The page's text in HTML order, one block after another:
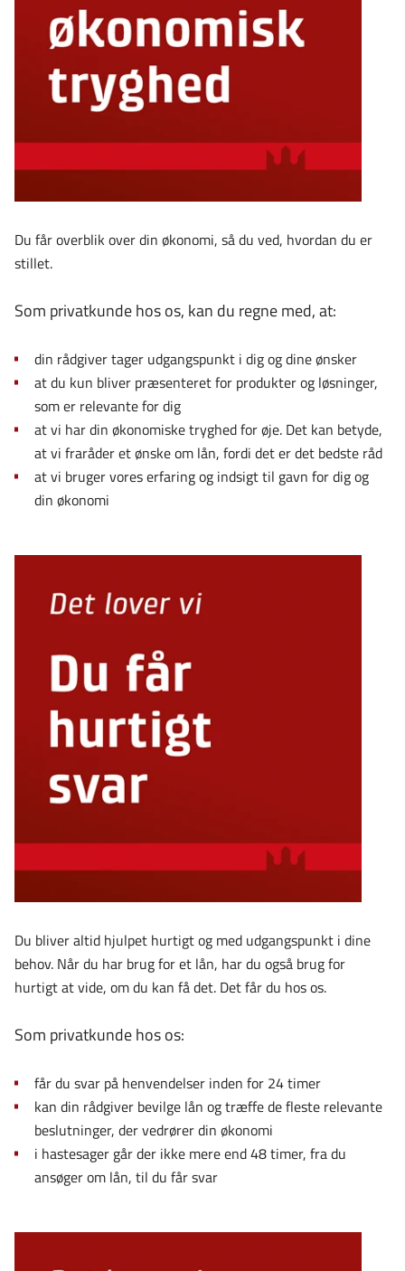
Du får overblik over din økonomi, så du ved, hvordan du er
stillet.
Som privatkunde hos os, kan du regne med, at:
din rådgiver tager udgangspunkt i dig og dine ønsker
at du kun bliver præsenteret for produkter og løsninger,
som er relevante for dig
at vi har din økonomiske tryghed for øje. Det kan betyde,
at vi fraråder et ønske om lån, fordi det er det bedste råd
at vi bruger vores erfaring og indsigt til gavn for dig og
din økonomi
Du bliver altid hjulpet hurtigt og med udgangspunkt i dine
behov. Når du har brug for et lån, har du også brug for
hurtigt at vide, om du kan få det. Det får du hos os.
Som privatkunde hos os:
får du svar på henvendelser inden for 24 timer
kan din rådgiver bevilge lån og træffe de fleste relevante
beslutninger, der vedrører din økonomi
i hastesager går der ikke mere end 48 timer, fra du
ansøger om lån, til du får svar